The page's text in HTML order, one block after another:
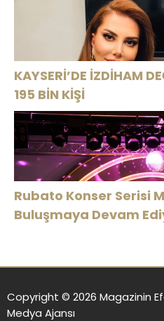
KAYSERİ’DE İZDİHAM
195 BİN KİŞİ
Rubato Konser Serisi
Buluşmaya Devam
Copyright © 2026 Magazinin
Medya Ajansı